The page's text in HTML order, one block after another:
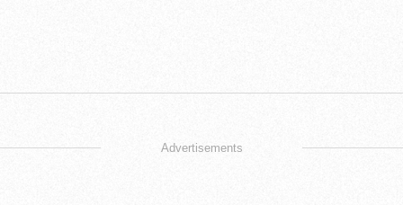
Advertisements